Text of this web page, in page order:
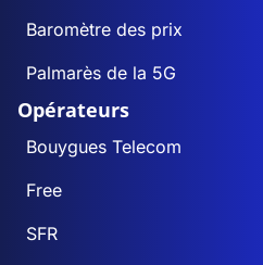
Baromètre des prix
Palmarès de la 5G
Opérateurs
Bouygues Telecom
Free
SFR